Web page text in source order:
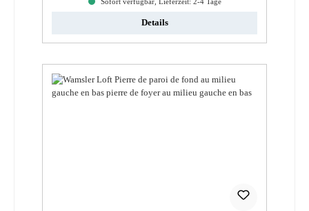
Details